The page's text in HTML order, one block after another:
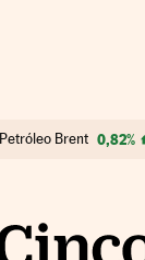
Petróleo Brent 0,82%